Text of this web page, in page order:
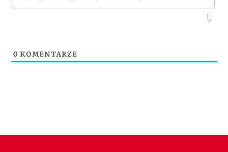
0 KOMENTARZE